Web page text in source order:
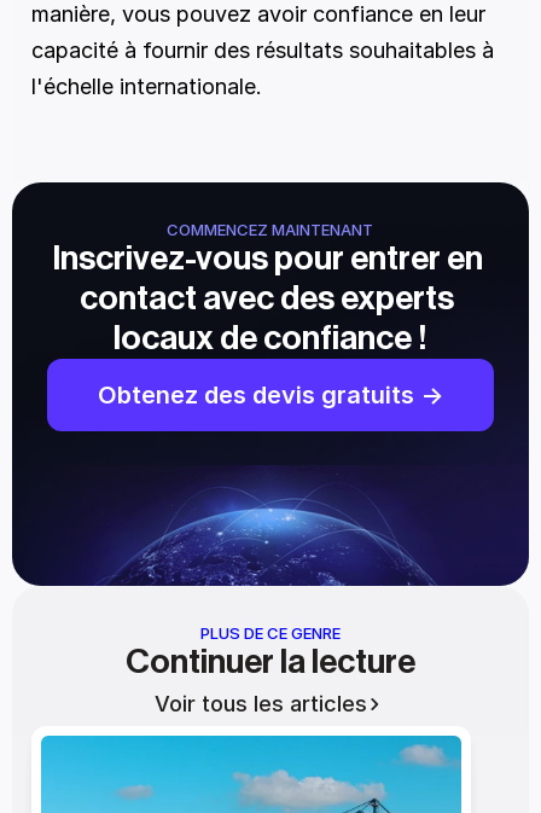
manière, vous pouvez avoir confiance en leur
capacité à fournir des résultats souhaitables à
l'échelle internationale.
COMMENCEZ MAINTENANT
Inscrivez-vous pour entrer en
contact avec des experts
locaux de confiance !
Obtenez des devis gratuits ->
PLUS DE CE GENRE
Continuer la lecture
Voir tous les articles